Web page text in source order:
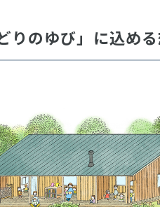
りのゆび」に込め